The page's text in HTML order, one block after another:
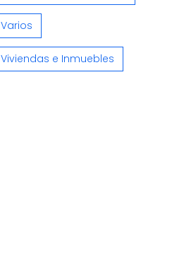
Varios
Viviendas e Inmuebles